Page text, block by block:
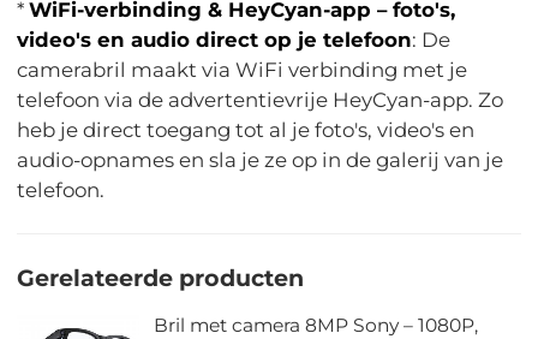
*WiFi-verbinding & HeyCyan-app – foto's,
video's en audio direct op je telefoon: De
camerabril maakt via WiFi verbinding met je
telefoon via de advertentievrije HeyCyan-app. Zo
heb je direct toegang tot al je foto's, video's en
audio-opnames en sla je ze op in de galerij van je
telefoon.
Gerelateerde producten
Bril met camera 8MP Sony – 1080P,